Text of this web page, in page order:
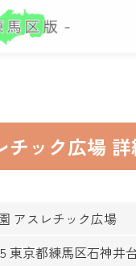
チック広場
アスレチック広場
東京都練馬区石神井